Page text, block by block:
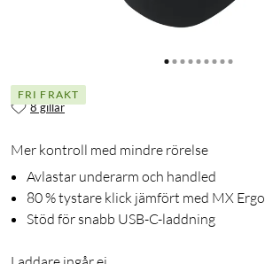
FRI FRAKT
8 gillar
Mer kontroll med mindre rörelse
Avlastar underarm och handled
80 % tystare klick jämfört med MX Ergo
Stöd för snabb USB-C-laddning